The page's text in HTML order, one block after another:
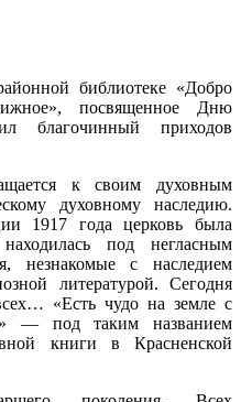
библиотеке «Добро
посвященное Дню
благочинный приходов
к своим духовным
духовному наследию.
1917 года церковь была
под негласным
незнакомые с наследием
литературой. Сегодня
«Есть чудо на земле с
— под таким названием
книги в Красненской